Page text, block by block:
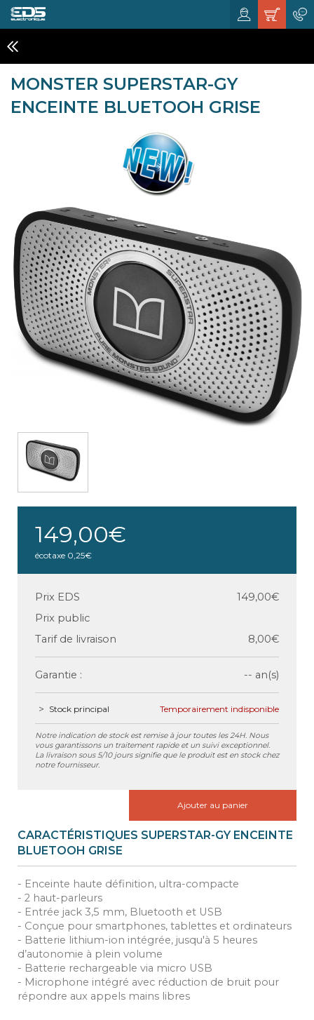
MONSTER SUPERSTAR-GY
ENCEINTE BLUETOOH GRISE
149,00€
écotaxe 0,25€
Prix EDS
149,00€
Prix public
Tarif de livraison
8,00€
Garantie : -- an(s)
Stock principal Temporairement indisponible
Notre indication de stock est remise à jour toutes les 24H. Nous
vous garantissons un traitement rapide et un suivi exceptionnel.
La livraison sous 5/10 jours signifie que le produit est en stock chez
notre fournisseur.
Ajouter au panier
CARACTÉRISTIQUES SUPERSTAR-GY ENCEINTE
BLUETOOH GRISE
- Enceinte haute définition, ultra-compacte
- 2 haut-parleurs
- Entrée jack 3,5 mm, Bluetooth et USB
- Conçue pour smartphones, tablettes et ordinateurs
- Batterie lithium-ion intégrée, jusqu'à 5 heures
d’autonomie à plein volume
- Batterie rechargeable via micro USB
- Microphone intégré avec réduction de bruit pour
répondre aux appels mains libres